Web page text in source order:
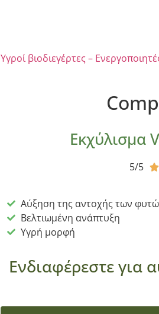
Υγροί βιοδιεγέρτες –
Εκχύλισμα
5/5 
Αύξηση της αντοχής των
Βελτιωμένη ανάπτυξη
Υγρή μορφή
Ενδιαφέρεστε για